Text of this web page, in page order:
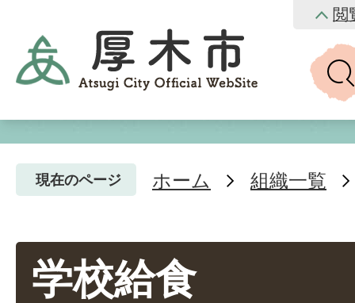
閲
現在のページ ホーム 組織一覧
学校給食